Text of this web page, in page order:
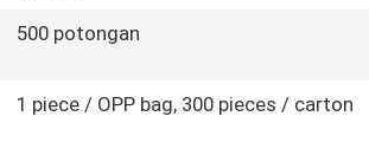
500 potongan
1 piece / OPP bag, 300 pieces / carton